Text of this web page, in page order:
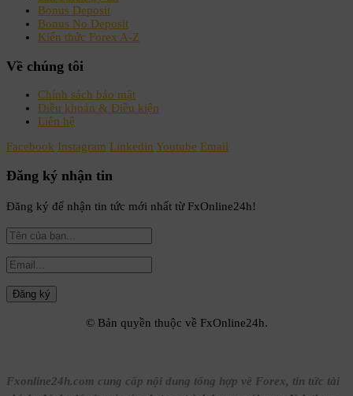
Bonus Deposit
Bonus No Deposit
Kiến thức Forex A-Z
Về chúng tôi
Chính sách bảo mật
Điều khoản & Điều kiện
Liên hệ
Facebook Instagram Linkedin Youtube Email
Đăng ký nhận tin
Đăng ký để nhận tin tức mới nhất từ FxOnline24h!
© Bản quyền thuộc về FxOnline24h.
Fxonline24h.com cung cấp nội dung tổng hợp về Forex, tin tức tài